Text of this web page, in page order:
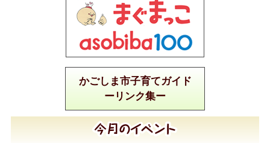
かごしま市子育てガイド
ーリンク集ー